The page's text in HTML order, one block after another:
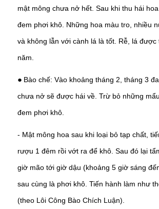
mật mông chưa nở hết. Sau khi thu hái
đem phơi khô. Những hoa màu tro, nhiều
và không lẫn với cành lá là tốt. Rễ, lá được
năm.
● Bào chế: Vào khoảng tháng 2, tháng 3
chưa nở sẽ được hái về. Trừ bỏ những
đem phơi khô.
- Mật mông hoa sau khi loại bỏ tạp chất,
rượu 1 đêm rồi vớt ra để khô. Sau đó lại
giờ mão tới giờ dậu (khoảng 5 giờ sáng
sau cùng là phơi khô. Tiến hành làm như
(theo Lôi Công Bào Chích Luận).